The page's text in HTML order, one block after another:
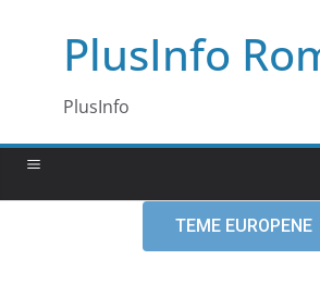
PlusInfo
PlusInfo
TEME EUROPENE